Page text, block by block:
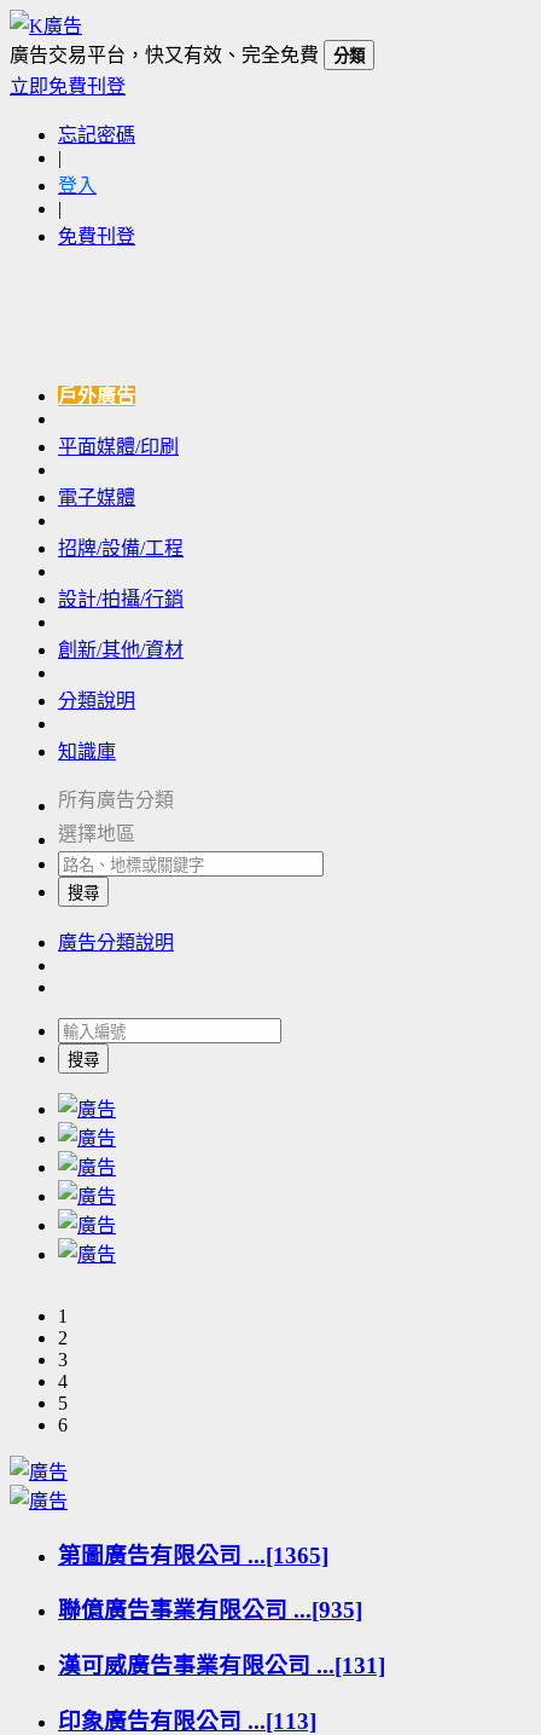
廣告交易平台，快又有效、完全免費 分類
立即免費刊登
忘記密碼
|
登入
|
免費刊登
戶外廣告
平面媒體/印刷
電子媒體
招牌/設備/工程
設計/拍攝/行銷
創新/其他/資材
分類說明
知識庫
所有廣告分類
選擇地區
搜尋
廣告分類說明
搜尋
1
2
3
4
5
6
第圖廣告有限公司 ...[1365]
聯億廣告事業有限公司 ...[935]
漢可威廣告事業有限公司 ...[131]
印象廣告有限公司 ...[113]